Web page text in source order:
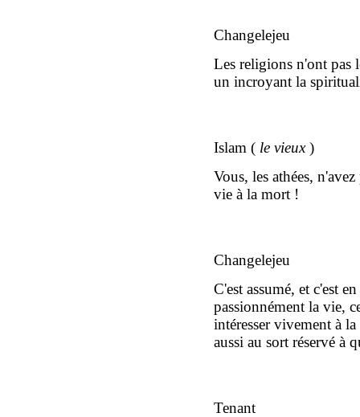
Changelejeu
Les religions n'ont pas
un incroyant la
Islam ( le vieux)
Vous, les athées,
vie à la mort !
Changelejeu
C'est assumé, et c'est
passionnément la vie,
intéresser vivement à
aussi au sort réservé à
Tenant